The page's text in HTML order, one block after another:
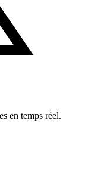
en temps réel.